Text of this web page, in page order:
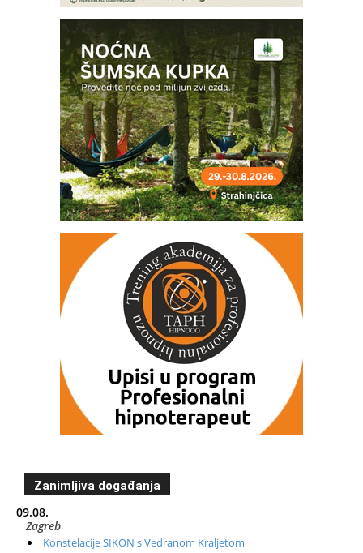
Zanimljiva događanja
09.08.
Zagreb
Konstelacije SIKON s Vedranom Kraljetom